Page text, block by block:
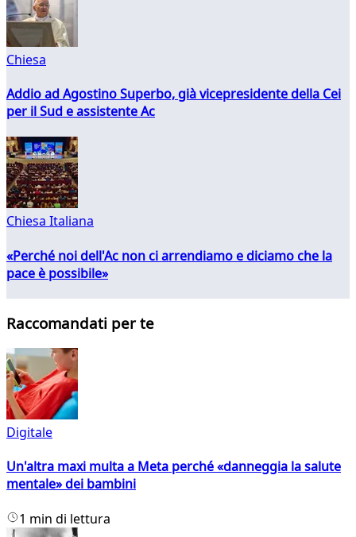
Chiesa
Addio ad Agostino Superbo, già vicepresidente della Cei
per il Sud e assistente Ac
Chiesa Italiana
«Perché noi dell'Ac non ci arrendiamo e diciamo che la
pace è possibile»
Raccomandati per te
Digitale
Un'altra maxi multa a Meta perché «danneggia la salute
mentale» dei bambini
1 min di lettura